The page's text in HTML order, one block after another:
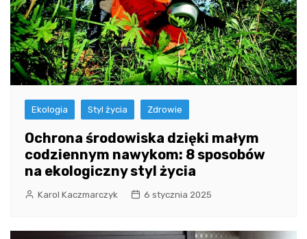
Ekologia Styl życia Zdrowie
Ochrona środowiska dzięki małym
codziennym nawykom: 8 sposobów
na ekologiczny styl życia
Karol Kaczmarczyk 6 stycznia 2025